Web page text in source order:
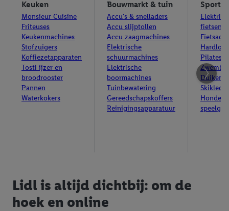
Keuken
Monsieur Cuisine
Friteuses
Keukenmachines
Stofzuigers
Koffiezetapparaten
Tosti ijzer en
broodrooster
Pannen
Waterkokers
Bouwmarkt & tuin
Accu's & snelladers
Accu slijptollen
Accu zaagmachines
Elektrische
schuurmachines
Elektrische
boormachines
Tuinbewatering
Gereedschapskoffers
Reinigingsapparatuur
Sport
fietsen
Pilates
Duiken
Honden
Lidl is altijd dichtbij: om de
hoek en online